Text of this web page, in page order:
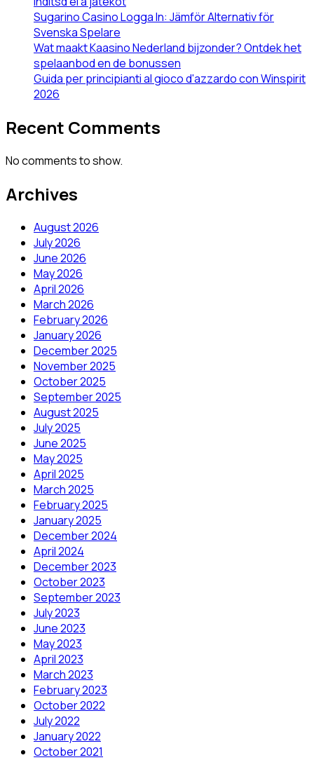
Sugarino Casino Logga In: Jämför Alternativ för
Svenska Spelare
Wat maakt Kaasino Nederland bijzonder? Ontdek het
spelaanbod en de bonussen
Guida per principianti al gioco d'azzardo con Winspirit
2026
Recent Comments
No comments to show.
Archives
August 2026
July 2026
June 2026
May 2026
April 2026
March 2026
February 2026
January 2026
December 2025
November 2025
October 2025
September 2025
August 2025
July 2025
June 2025
May 2025
April 2025
March 2025
February 2025
January 2025
December 2024
April 2024
December 2023
October 2023
September 2023
July 2023
June 2023
May 2023
April 2023
March 2023
February 2023
October 2022
July 2022
January 2022
October 2021